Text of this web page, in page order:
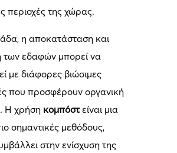
περιοχές της χώρας.
η αποκατάσταση και
των εδαφών μπορεί να
με διάφορες βιώσιμες
που προσφέρουν οργανική
Η χρήση κομπόστείναι μια
σημαντικές μεθόδους,
στην ενίσχυση της